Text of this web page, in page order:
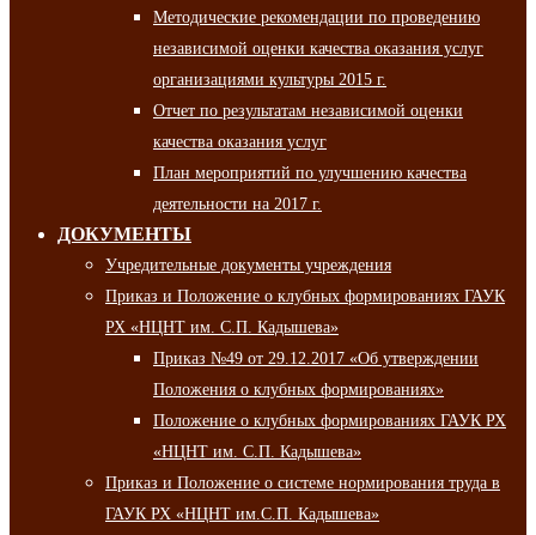
Методические рекомендации по проведению
независимой оценки качества оказания услуг
организациями культуры 2015 г.
Отчет по результатам независимой оценки
качества оказания услуг
План мероприятий по улучшению качества
деятельности на 2017 г.
ДОКУМЕНТЫ
Учредительные документы учреждения
Приказ и Положение о клубных формированиях ГАУК
РХ «НЦНТ им. С.П. Кадышева»
Приказ №49 от 29.12.2017 «Об утверждении
Положения о клубных формированиях»
Положение о клубных формированиях ГАУК РХ
«НЦНТ им. С.П. Кадышева»
Приказ и Положение о системе нормирования труда в
ГАУК РХ «НЦНТ им.С.П. Кадышева»